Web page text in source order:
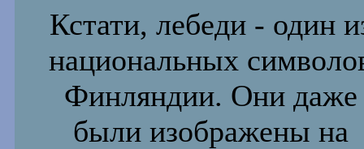
Кстати, лебеди - один
национальных
Финляндии. Они даже
были изображены на